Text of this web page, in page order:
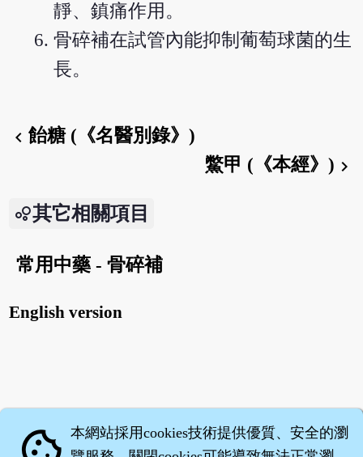
靜、鎮痛作用。
骨碎補在試管內能抑制葡萄球菌的生
長。
chevron_left飴糖 (《名醫別錄》)
鱉甲 (《本經》) chevron_right
其它相關項目
常用中藥 - 骨碎補
English version
本網站採用cookies技術提供優質、安全的瀏